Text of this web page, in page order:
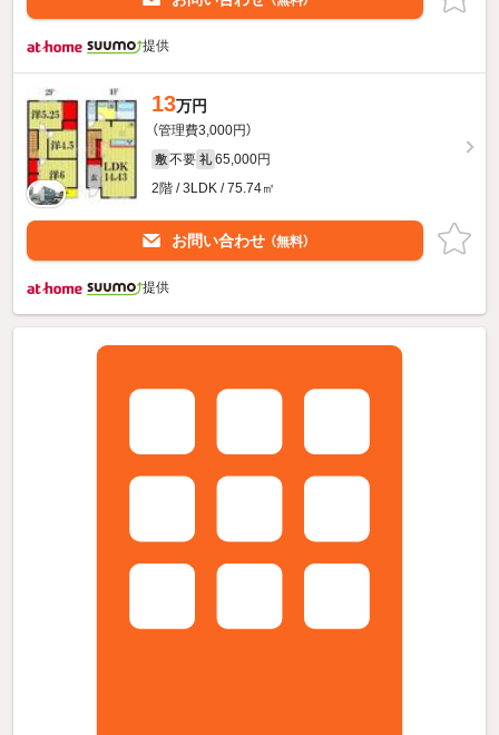
提供
13万円
（管理費3,000円）
敷 不要 礼 65,000円
2階 / 3LDK / 75.74㎡
お問い合わせ （無料）
提供